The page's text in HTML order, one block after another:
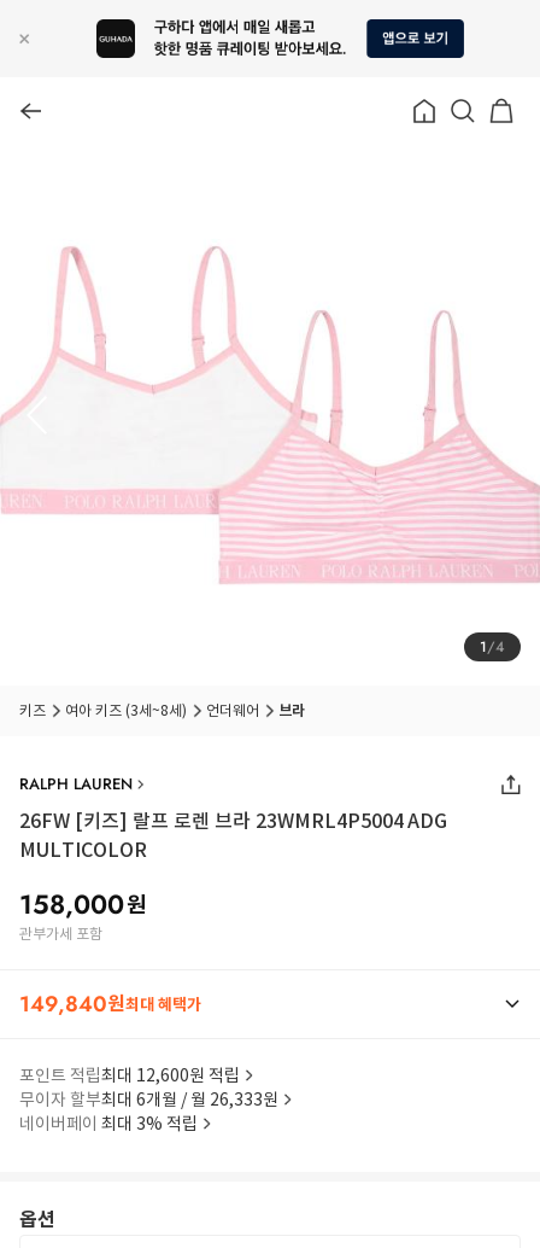
1/4
키즈 여아 키즈 (3세~8세) 언더웨어 브라
RALPH LAUREN
26FW [키즈] 랄프 로렌 브라 23WMRL4P5004 ADG
MULTICOLOR
158,000원
관부가세 포함
149,840원최대 혜택가
포인트 적립최대 12,600원 적립
무이자 할부최대 6개월 / 월 26,333원
네이버페이 최대 3% 적립
옵션